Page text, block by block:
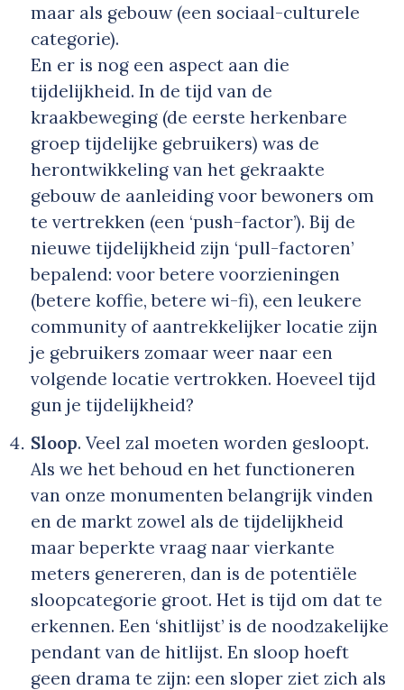
maar als gebouw (een sociaal-culturele
categorie).
En er is nog een aspect aan die
tijdelijkheid. In de tijd van de
kraakbeweging (de eerste herkenbare
groep tijdelijke gebruikers) was de
herontwikkeling van het gekraakte
gebouw de aanleiding voor bewoners om
te vertrekken (een ‘push-factor’). Bij de
nieuwe tijdelijkheid zijn ‘pull-factoren’
bepalend: voor betere voorzieningen
(betere koffie, betere wi-fi), een leukere
community of aantrekkelijker locatie zijn
je gebruikers zomaar weer naar een
volgende locatie vertrokken. Hoeveel tijd
gun je tijdelijkheid?
Sloop. Veel zal moeten worden gesloopt.
Als we het behoud en het functioneren
van onze monumenten belangrijk vinden
en de markt zowel als de tijdelijkheid
maar beperkte vraag naar vierkante
meters genereren, dan is de potentiële
sloopcategorie groot. Het is tijd om dat te
erkennen. Een ‘shitlijst’ is de noodzakelijke
pendant van de hitlijst. En sloop hoeft
geen drama te zijn: een sloper ziet zich als